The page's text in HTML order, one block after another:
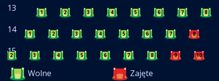
13 1 2 3 4 5 6 7 8
14 1 2 3 4 5 6 7 8
15
2 3 4 5 6 7 8 9 10
Wolne
Zajęte